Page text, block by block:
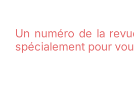
Un numéro de la
spécialement pour